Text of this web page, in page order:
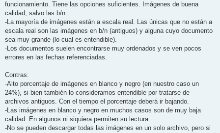
funcionamiento. Tiene las opciones suficientes. Imágenes de buena
calidad, salvo las b/n.
-La mayoría de imágenes están a escala real. Las únicas que no están a
escala real son las imágenes en b/n (antiguos) y alguna cuyo documento
sea muy grande (lo cual es entendible).
-Los documentos suelen encontrarse muy ordenados y se ven pocos
errores en las fechas referenciadas.
Contras:
-Alto porcentaje de imágenes en blanco y negro (en nuestro caso un
24%), si bien también lo consideramos entendible por tratarse de
archivos antiguos. Con el tiempo el porcentaje deberá ir bajando.
-Las imágenes en blanco y negro en muchos casos son de muy baja
calidad. En algunos ni siquiera permiten su lectura.
-No se pueden descargar todas las imágenes en un solo archivo, pero si